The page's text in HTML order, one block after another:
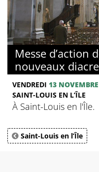
Messe d’action
nouveaux
VENDREDI 13 NOVEMBRE
SAINT-LOUIS EN L’ÎLE
À Saint-Louis en l'Île.
Saint-Louis en l’Île